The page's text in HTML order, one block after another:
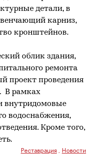
детали, в
карниз,
кронштейнов.
облик здания,
ремонта
проект проведения
В рамках
внутридомовые
водоснабжения,
Кроме того,
Реставрация Новости